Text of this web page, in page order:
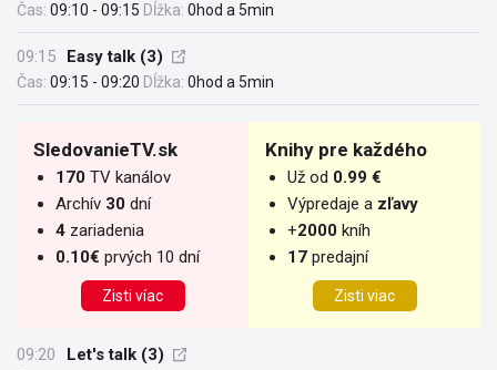
Čas: 09:10 - 09:15 Dĺžka: 0hod a 5min
09:15 Easy talk (3)
Čas: 09:15 - 09:20 Dĺžka: 0hod a 5min
SledovanieTV.sk
170 TV kanálov
Archív 30 dní
4 zariadenia
0.10€ prvých 10 dní
Zisti víac
Knihy pre každého
Už od 0.99 €
Výpredaje a zľavy
+2000 kníh
17 predajní
Zisti viac
09:20 Let's talk (3)